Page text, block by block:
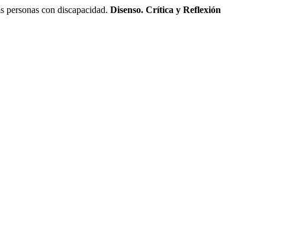
con discapacidad. Disenso. Crítica y Reflexión